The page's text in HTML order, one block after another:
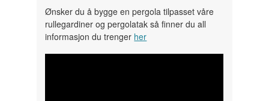
Ønsker du å bygge en pergola tilpasset våre
rullegardiner og pergolatak så finner du all
informasjon du trenger her